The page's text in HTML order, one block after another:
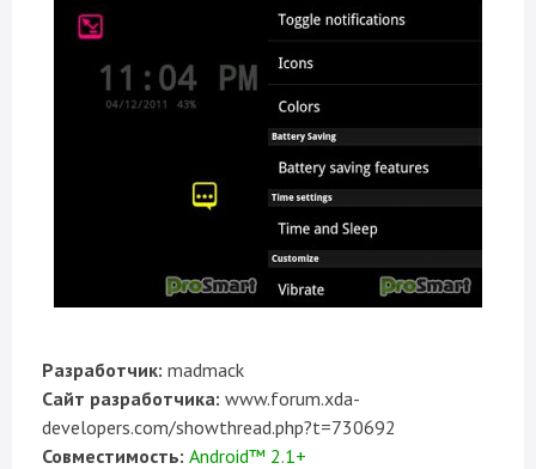
Разработчик: madmack
Сайт разработчика: www.forum.xda-
developers.com/showthread.php?t=730692
Совместимость: Android™ 2.1+